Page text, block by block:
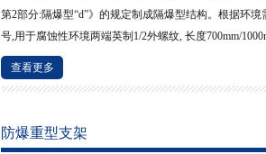
第2部分:隔爆型“d”》的规定制成隔爆型结构。根据环
号,用于腐蚀性环境两端英制1/2外螺纹, 长度700mm/
查看更多
防爆重型支架